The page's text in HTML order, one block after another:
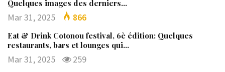
Quelques images des derniers…
Mar 31, 2025 866
Eat & Drink Cotonou festival, 6è édition: Quelques
restaurants, bars et lounges qui…
Mar 31, 2025 259